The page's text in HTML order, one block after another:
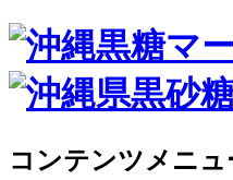
コンテンツメニュ